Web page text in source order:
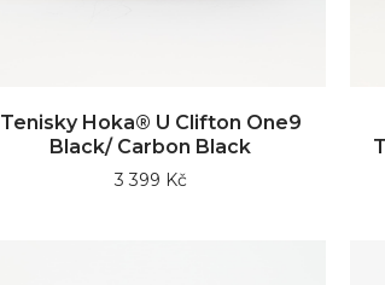
Tenisky Hoka® U Clifton One9
Black/ Carbon Black
3 399 Kč